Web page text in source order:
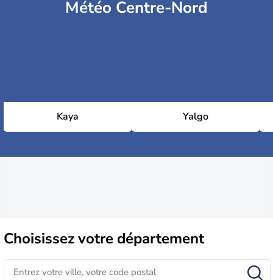
Météo Centre-Nord
Kaya Yalgo
Choisissezvotre département